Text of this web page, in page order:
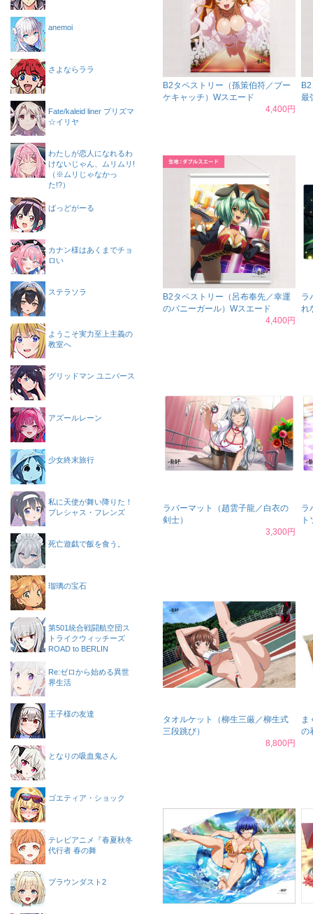
B2タペストリー（孫策伯符／ブー
ケキャッチ）Wスエード
4,400円
最
B2タペストリー（呂布奉先／幸運
のバニーガール）Wスエード
4,400円
ラ
れ
ラバーマット（趙雲子龍／白衣の
剣士）
3,300円
ラ
タオルケット（柳生三厳／柳生式
三段跳び）
8,800円
ま
の
anemoi
さよならララ
Fate/kaleid liner プリズマ
☆イリヤ
わたしが恋人になれるわ
けないじゃん、ムリムリ!
（※ムリじゃなかっ
た!?）
ばっどがーる
カナン様はあくまでチョ
ロい
ステラソラ
ようこそ実力至上主義の
教室へ
グリッドマン ユニバース
アズールレーン
少女終末旅行
私に天使が舞い降りた！
プレシャス・フレンズ
死亡遊戯で飯を食う。
瑠璃の宝石
第501統合戦闘航空団ス
トライクウィッチーズ
ROAD to BERLIN
Re:ゼロから始める異世
界生活
王子様の友達
となりの吸血鬼さん
ゴエティア・ショック
テレビアニメ『春夏秋冬
代行者 春の舞
ブラウンダスト2